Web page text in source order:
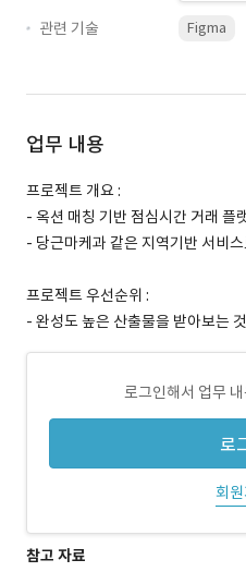
관련 기술
Figma
업무 내용
프로젝트 개요 :
- 옥션 매칭 기반 점심시간 거래 플
- 당근마케과 같은 지역기반 서비
프로젝트 우선순위 :
- 완성도 높은 산출물을 받아보는
로그인해서 업무
로
회
참고 자료